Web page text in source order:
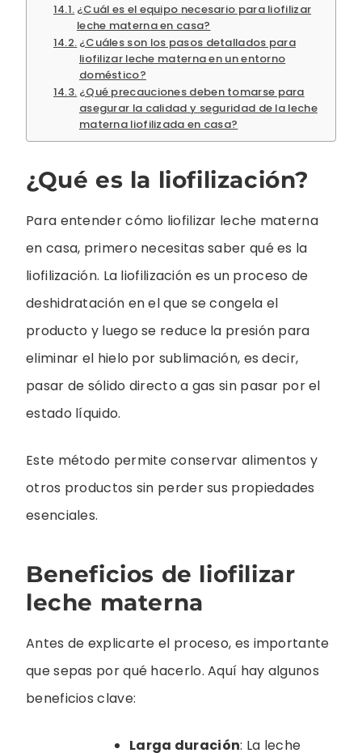
¿Cuál es el equipo necesario para liofilizar
leche materna en casa?
¿Cuáles son los pasos detallados para
liofilizar leche materna en un entorno
doméstico?
¿Qué precauciones deben tomarse para
asegurar la calidad y seguridad de la leche
materna liofilizada en casa?
¿Qué es la liofilización?
Para entender cómo liofilizar leche materna
en casa, primero necesitas saber qué es la
liofilización. La liofilización es un proceso de
deshidratación en el que se congela el
producto y luego se reduce la presión para
eliminar el hielo por sublimación, es decir,
pasar de sólido directo a gas sin pasar por el
estado líquido.
Este método permite conservar alimentos y
otros productos sin perder sus propiedades
esenciales.
Beneficios de liofilizar
leche materna
Antes de explicarte el proceso, es importante
que sepas por qué hacerlo. Aquí hay algunos
beneficios clave:
Larga duración: La leche